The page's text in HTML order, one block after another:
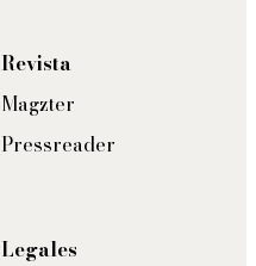
Revista
Magzter
Pressreader
Legales